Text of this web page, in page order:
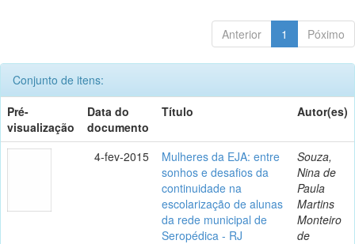
Anterior 1 Póximo
Conjunto de itens:
Pré-
visualização
Data do
documento
Título Autor(es)
4-fev-2015
Mulheres da EJA: entre
sonhos e desafios da
continuidade na
escolarização de alunas
da rede municipal de
Seropédica - RJ
Souza,
Nina de
Paula
Martins
Monteiro
de